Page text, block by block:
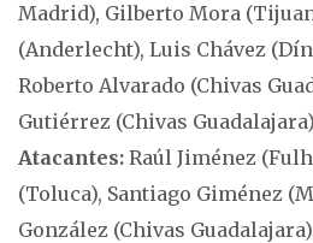
Madrid), Gilberto Mora
(Anderlecht), Luis Chávez
Roberto Alvarado (Chivas
Gutiérrez (Chivas Guadalajara)
Atacantes: Raúl Jiménez
(Toluca), Santiago Giménez
González (Chivas